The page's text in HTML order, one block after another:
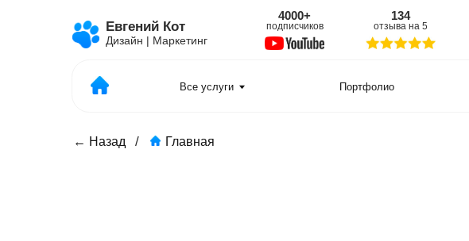
подписчиков отзыва на 5
Евгений Кот
Дизайн | Маркетинг